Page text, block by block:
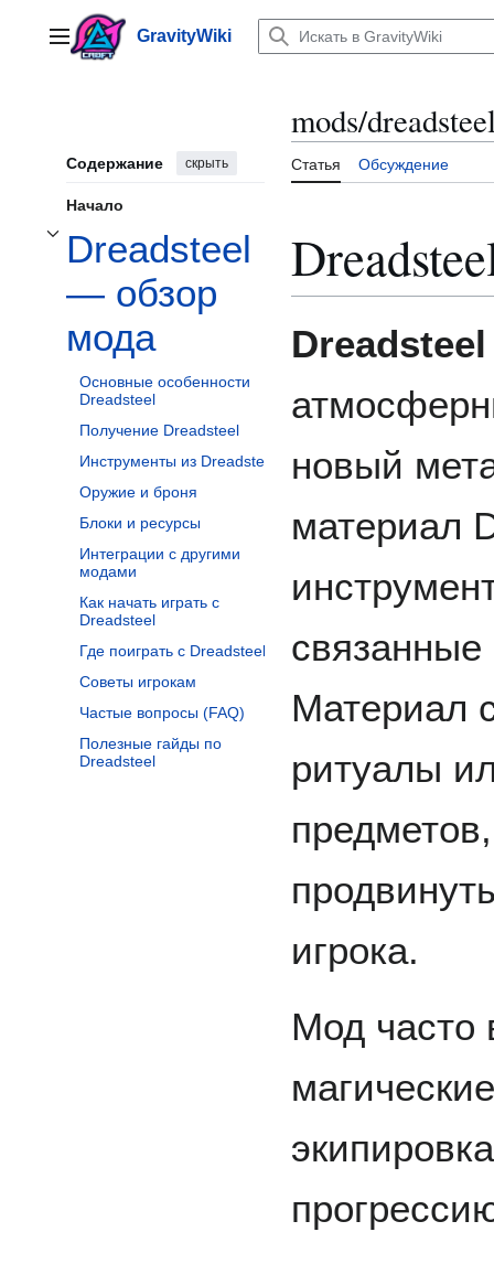
содержаниюГлавное менюGravityWiki
Содержание скрыть
Начало
Dreadsteel
— обзор
мода
Отобразить/Скрыть подраздел Dreadsteel — обзор мода
Основные особенности
Dreadsteel
Получение Dreadsteel
Инструменты из Dreadsteel
Oружие и броня
Блоки и ресурсы
Интеграции с другими
модами
Как начать играть с
Dreadsteel
Где поиграть с Dreadsteel
Советы игрокам
Частые вопросы (FAQ)
Полезные гайды по
Dreadsteel
mods/
Статья Обсуждение
Dreadsteel
новый
материал
Материал
ритуалы
игрока.
Мод часто